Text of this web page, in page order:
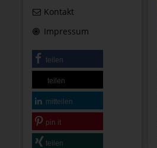
Kontakt
Impressum
teilen
teilen
mitteilen
pin it
teilen